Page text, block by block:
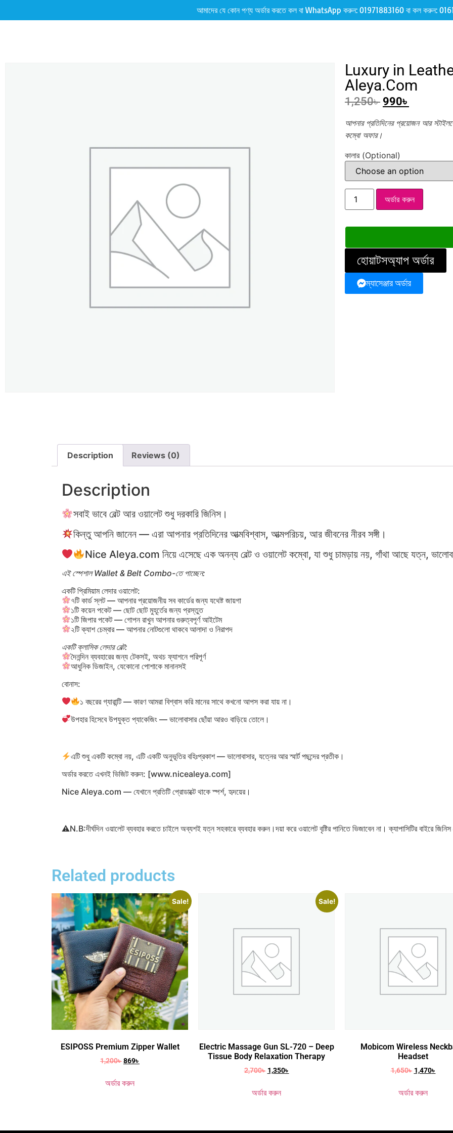
আমাদের যে কোন পণ্য অর্ডার করতে কল বা WhatsApp করুন: 01971883160 বা কল করুন:
Luxury in
Aleya.Com
1,250৳ 990৳
আপনার প্রতিদিনের প্রয়োজন আর
কম্বো অফার।
কালার (Optional)
অর্ডার করুন
হোয়াটসঅ্যাপ অর্ডার
ম্যাসেঞ্জার অর্ডার
Description Reviews (0)
Description
সবাই ভাবে বেল্ট আর ওয়ালেট শুধু দরকারি জিনিস।
কিন্তু আপনি জানেন — এরা আপনার প্রতিদিনের আত্মবিশ্বাস, আত্মপরিচয়, আর জীবনের নীরব সঙ্গী।
Nice Aleya.com নিয়ে এসেছে এক অনন্য বেল্ট ও ওয়ালেট কম্বো, যা শুধু চামড়ায় নয়, গাঁথা আছে যত্ন,
এই স্পেশাল Wallet & Belt Combo-তে পাচ্ছেন:
একটি প্রিমিয়াম লেদার ওয়ালেট:
৭টি কার্ড স্লট — আপনার প্রয়োজনীয় সব কার্ডের জন্য যথেষ্ট জায়গা
১টি কয়েন পকেট — ছোট ছোট মুহূর্তের জন্য প্রস্তুত
১টি জিপার পকেট — গোপন রাখুন আপনার গুরুত্বপূর্ণ আইটেম
২টি ক্যাশ চেম্বার — আপনার নোটগুলো থাকবে আলাদা ও নিরাপদ
একটি ক্লাসিক লেদার বেল্ট:
দৈনন্দিন ব্যবহারের জন্য টেকসই, অথচ ফ্যাশনে পরিপূর্ণ
আধুনিক ডিজাইন, যেকোনো পোশাকে মানানসই
বোনাস:
১ বছরের গ্যারান্টি — কারণ আমরা বিশ্বাস করি মানের সাথে কখনো আপস করা যায় না।
উপহার হিসেবে উপযুক্ত প্যাকেজিং — ভালোবাসার ছোঁয়া আরও বাড়িয়ে তোলে।
এটি শুধু একটি কম্বো নয়, এটি একটি অনুভূতির বহিঃপ্রকাশ — ভালোবাসার, যত্নের আর স্মার্ট পছন্দের প্রতীক।
অর্ডার করতে এখনই ভিজিট করুন: [www.nicealeya.com]
Nice Aleya.com — যেখানে প্রতিটি প্রোডাক্টে থাকে স্পর্শ, হৃদয়ের।
⚠N.B:দীর্ঘদিন ওয়ালেট ব্যবহার করতে চাইলে অব্যশই যত্ন সহকারে ব্যবহার করুন।দয়া করে ওয়ালেট বৃষ্টির পানিতে ভিজাবেন না। ক্যাপাসিটির বাইরে
Related products
Sale!
ESIPOSS Premium Zipper Wallet
1,200৳869৳
অর্ডার করুন
Sale!
Electric Massage Gun SL-720 – Deep
Tissue Body Relaxation Therapy
2,700৳ 1,350৳
অর্ডার করুন
Mobicom Wireless
Headset
1,650৳ 1,470৳
অর্ডার করুন